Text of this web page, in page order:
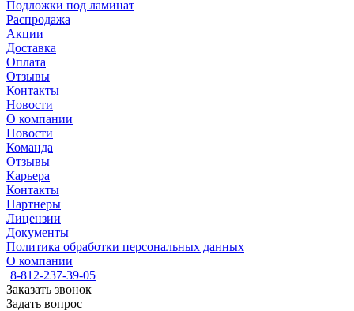
Подложки под ламинат
Распродажа
Акции
Доставка
Оплата
Отзывы
Контакты
Новости
О компании
Новости
Команда
Отзывы
Карьера
Контакты
Партнеры
Лицензии
Документы
Политика обработки персональных данных
О компании
8-812-237-39-05
Заказать звонок
Задать вопрос